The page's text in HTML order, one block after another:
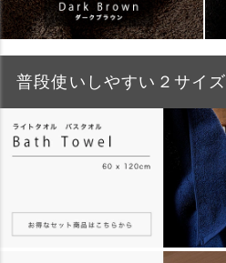
普段使いしやすい２サイズ